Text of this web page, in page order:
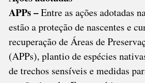
APPs –Entre as ações adotadas
estão a proteção de nascentes e
recuperação de Áreas de
(APPs), plantio de espécies
de trechos sensíveis e medidas